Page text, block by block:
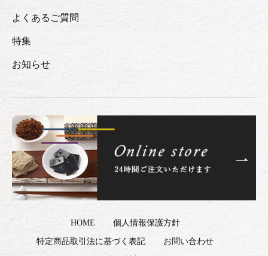
よくあるご質問
特集
お知らせ
HOME 個人情報保護方針
特定商品取引法に基づく表記 お問い合わせ